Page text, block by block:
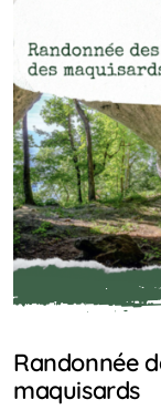
Randonnée
maquisards